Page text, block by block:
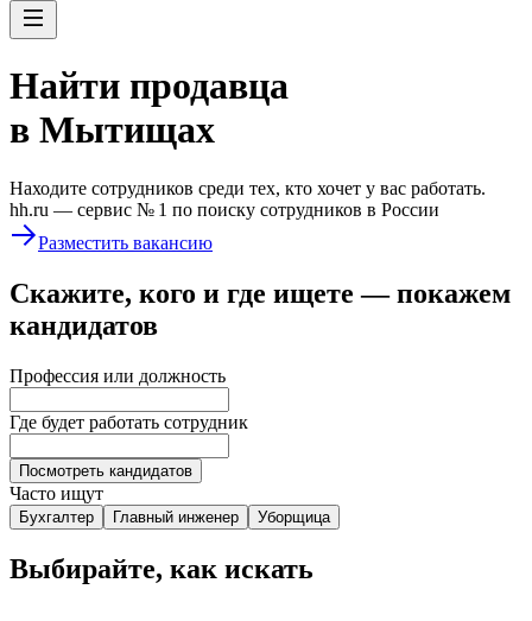
Найти продавца
в Мытищах
Находите сотрудников среди тех, кто хочет у вас работать.
hh.ru — сервис № 1 по поиску сотрудников в России
Разместить вакансию
Скажите, кого и где ищете — покажем
кандидатов
Профессия или должность
Где будет работать сотрудник
Посмотреть кандидатов
Часто ищут
Бухгалтер Главный инженер Уборщица
Выбирайте, как искать